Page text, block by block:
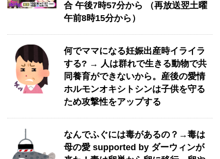
合 午後7時57分から （再放送翌土曜
午前8時15分から）
何でママになる妊娠出産時イライラ
する? → 人は群れで生きる動物で共
同養育ができないから。産後の愛情
ホルモンオキシトシンは子供を守る
ため攻撃性をアップする
なんでふぐには毒があるの？→毒は
母の愛 supported by ダーウィンが